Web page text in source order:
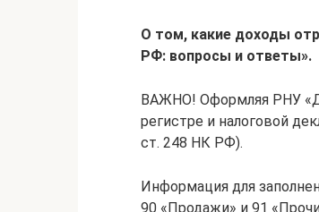
О том, какие доходы
РФ: вопросы и ответы».
ВАЖНО! Оформляя РНУ
регистре и налоговой
ст. 248 НК РФ).
Информация для
90 «Продажи» и 91